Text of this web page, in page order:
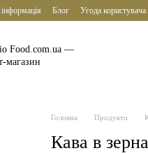
Блог Угода користувача
Головна Продукти
Кава в